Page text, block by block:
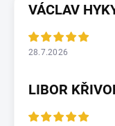
VÁCLAV
28.7.2026
LIBOR